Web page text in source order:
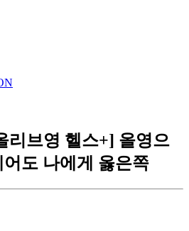
리브영 헬스+] 올영으
도 나에게 옳은쪽